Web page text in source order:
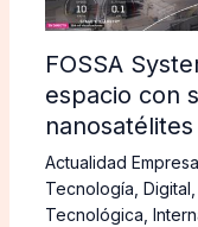
FOSSA
espacio con
nanosatélites
Actualidad
Tecnología Digital
Tecnológica